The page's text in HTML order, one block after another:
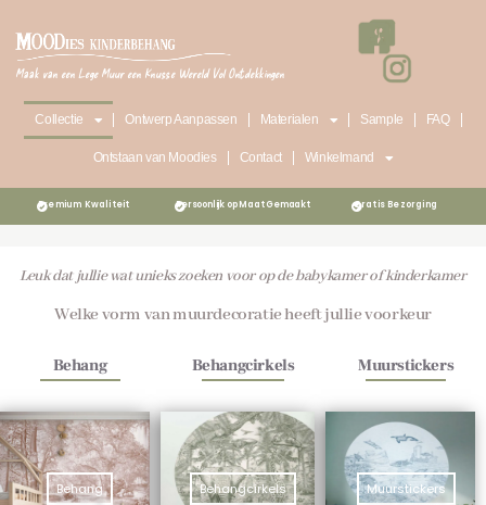
naar
inhoud
Maak van een Lege Muur een Knusse Wereld Vol Ontdekkingen
Collectie Ontwerp Aanpassen Materialen Sample FAQ
Ontstaan van Moodies Contact Winkelmand
Premium Kwaliteit Persoonlijk op Maat Gemaakt Gratis Bezorging
Leuk dat jullie wat unieks zoeken voor op de babykamer of kinderkamer
Welke vorm van muurdecoratie heeft jullie voorkeur
Behang
Behang
Behangcirkels
Behangcirkels
Muurstickers
Muurstickers